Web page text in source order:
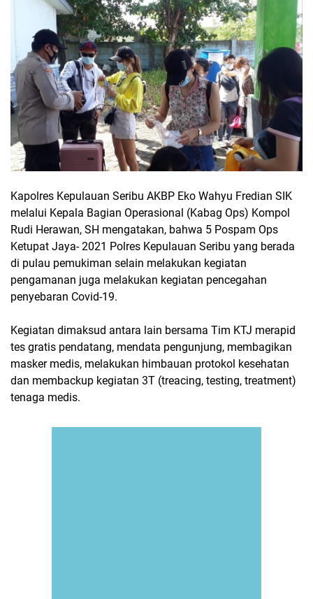
Kapolres Kepulauan Seribu AKBP Eko Wahyu Fredian SIK
melalui Kepala Bagian Operasional (Kabag Ops) Kompol
Rudi Herawan, SH mengatakan, bahwa 5 Pospam Ops
Ketupat Jaya- 2021 Polres Kepulauan Seribu yang berada
di pulau pemukiman selain melakukan kegiatan
pengamanan juga melakukan kegiatan pencegahan
penyebaran Covid-19.
Kegiatan dimaksud antara lain bersama Tim KTJ merapid
tes gratis pendatang, mendata pengunjung, membagikan
masker medis, melakukan himbauan protokol kesehatan
dan membackup kegiatan 3T (treacing, testing, treatment)
tenaga medis.